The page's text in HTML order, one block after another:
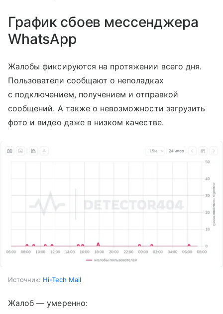
График сбоев мессенджера
WhatsApp
Жалобы фиксируются на протяжении всего дня.
Пользователи сообщают о неполадках
с подключением, получением и отправкой
сообщений. А также о невозможности загрузить
фото и видео даже в низком качестве.
Источник: Hi-Tech Mail
Жалоб — умеренно: